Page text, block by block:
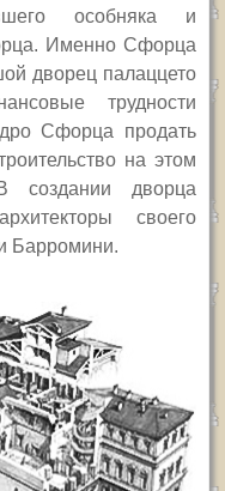
особняка и
Именно Сфорца
дворец палаццето
трудности
Сфорца продать
на этом
создании дворца
своего
Барромини.